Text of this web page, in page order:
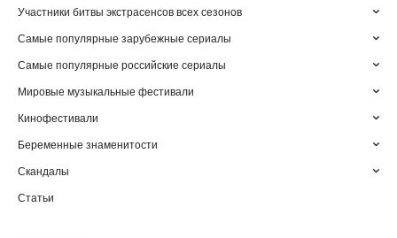
Участники битвы экстрасенсов всех сезонов
Самые популярные зарубежные сериалы
Самые популярные российские сериалы
Мировые музыкальные фестивали
Кинофестивали
Беременные знаменитости
Скандалы
Статьи